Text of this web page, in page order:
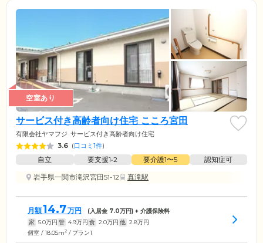
空室あり
サービス付き高齢者向け住宅 こころ宮田
有限会社ヤマフジ サービス付き高齢者向け住宅
3.6 (口コミ1件)
自立 要支援1•2 要介護1〜5
認知症可
岩手県一関市滝沢宮田51-12
真滝駅
月額14.7万円 (入居金 7.0万円) + 介護保険料
家 5.0万円 管 4.9万円 食 2.0万円 他 2.8万円
個室 / 18.05m2 / プラン1